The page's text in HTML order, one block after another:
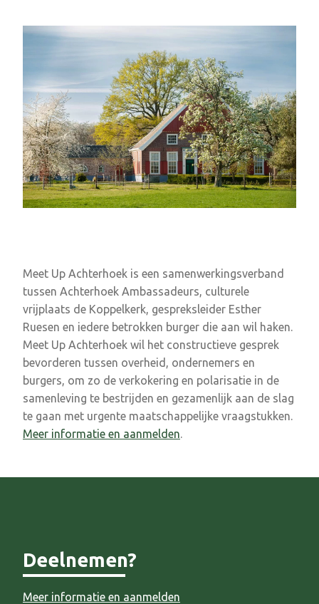
Meet Up Achterhoek is een samenwerkingsverband
tussen Achterhoek Ambassadeurs, culturele
vrijplaats de Koppelkerk, gespreksleider Esther
Ruesen en iedere betrokken burger die aan wil haken.
Meet Up Achterhoek wil het constructieve gesprek
bevorderen tussen overheid, ondernemers en
burgers, om zo de verkokering en polarisatie in de
samenleving te bestrijden en gezamenlijk aan de slag
te gaan met urgente maatschappelijke vraagstukken.
Meer informatie en aanmelden
Deelnemen?
Meer informatie en aanmelden